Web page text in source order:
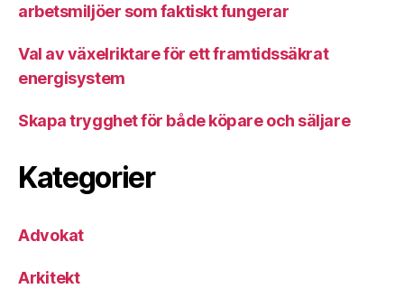
arbetsmiljöer som faktiskt fungerar
Val av växelriktare för ett framtidssäkrat
energisystem
Skapa trygghet för både köpare och säljare
Kategorier
Advokat
Arkitekt